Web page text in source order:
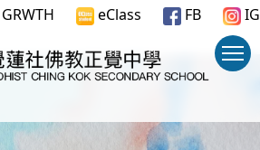
GRWTH eClass FB IG